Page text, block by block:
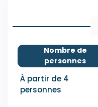
Nombre de
personnes
À partir de 4
personnes